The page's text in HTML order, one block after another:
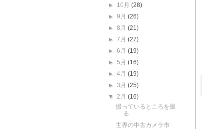
► 10月(28)
►9月(26)
►8月(21)
►7月(27)
►6月(19)
►5月(16)
►4月(19)
►3月(25)
▼2月(16)
撮っているところを撮
る
世界の中古カメラ市